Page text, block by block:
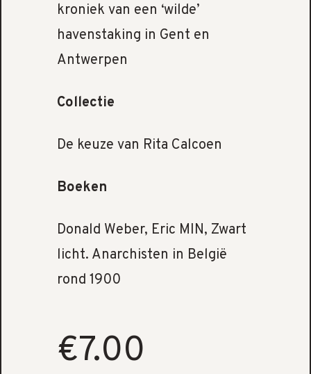
kroniek van een ‘wilde’
havenstaking in Gent en
Antwerpen
Collectie
De keuze van Rita Calcoen
Boeken
Donald Weber, Eric MIN, Zwart
licht. Anarchisten in België
rond 1900
€7.00